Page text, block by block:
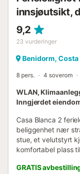
innsjøutsikt,
9,2
23 vurderinger
Benidorm, Costa
8 pers. 4 soverom
WLAN,
Inngjerdet
Casa Blanca 2
beliggenhet nær
stue, et velutstyrt
komfortabel plass
fellesområder og
GRATIS